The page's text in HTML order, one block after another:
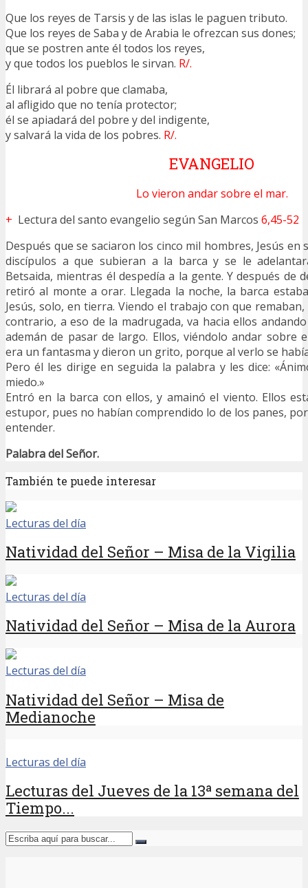
Que los reyes de Tarsis y de las islas le paguen tributo.
Que los reyes de Saba y de Arabia le ofrezcan sus dones;
que se postren ante él todos los reyes,
y que todos los pueblos le sirvan. R/.
Él librará al pobre que clamaba,
al afligido que no tenía protector;
él se apiadará del pobre y del indigente,
y salvará la vida de los pobres. R/.
EVANGELIO
Lo vieron andar sobre el mar.
+ Lectura del santo evangelio según San Marcos 6,45-52
Después que se saciaron los cinco mil hombres, Jesús en
discípulos a que subieran a la barca y se le
Betsaida, mientras él despedía a la gente. Y después de
retiró al monte a orar. Llegada la noche, la barca
Jesús, solo, en tierra. Viendo el trabajo con que
contrario, a eso de la madrugada, va hacia ellos
ademán de pasar de largo. Ellos, viéndolo andar sobre
era un fantasma y dieron un grito, porque al verlo se
Pero él les dirige en seguida la palabra y les dice:
miedo.»
Entró en la barca con ellos, y amainó el viento. Ellos
estupor, pues no habían comprendido lo de los panes,
entender.
Palabra del Señor.
También te puede interesar
Lecturas del día
Natividad del Señor – Misa de la Vigilia
Lecturas del día
Natividad del Señor – Misa de la Aurora
Lecturas del día
Natividad del Señor – Misa de
Medianoche
Lecturas del día
Lecturas del Jueves de la 13ª semana del
Tiempo...